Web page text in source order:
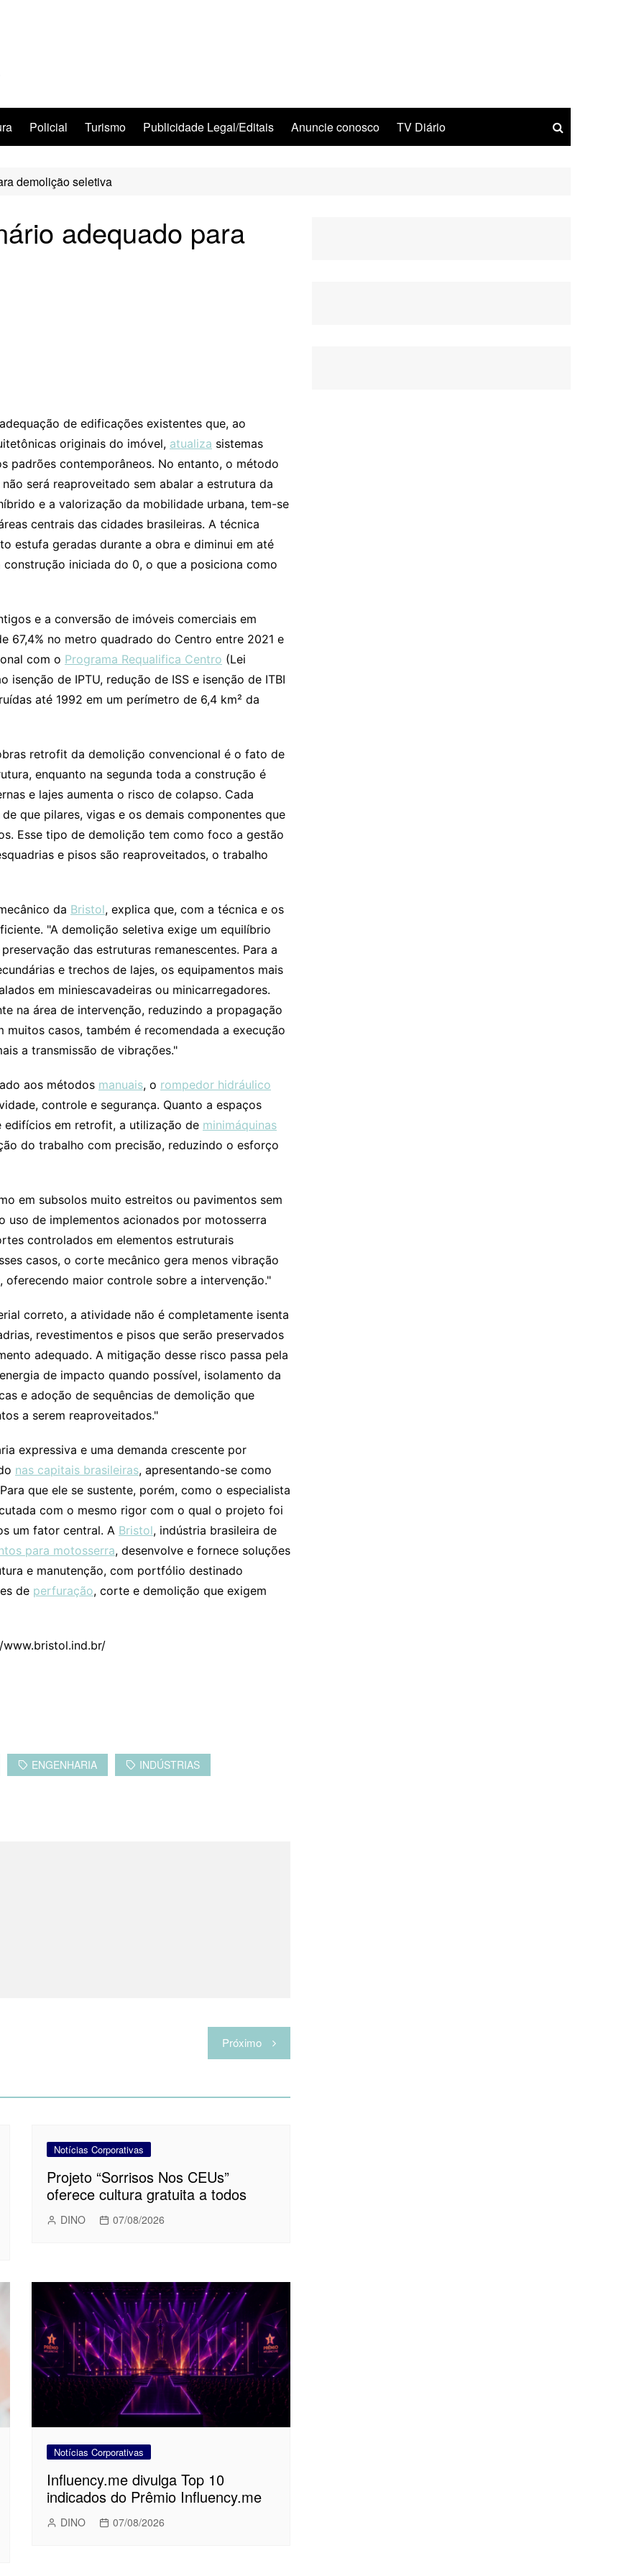
Policial Turismo Publicidade Legal/Editais Anuncie conosco TV Diário
demolição seletiva
adequado para
de edificações existentes que, ao
originais do imóvel, atualiza sistemas
padrões contemporâneos. No entanto, o método
será reaproveitado sem abalar a estrutura da
e a valorização da mobilidade urbana, tem-se
centrais das cidades brasileiras. A técnica
estufa geradas durante a obra e diminui em até
iniciada do 0, o que a posiciona como
e a conversão de imóveis comerciais em
67,4% no metro quadrado do Centro entre 2021 e
com o Programa Requalifica Centro (Lei
isenção de IPTU, redução de ISS e isenção de ITBI
até 1992 em um perímetro de 6,4 km² da
retrofit da demolição convencional é o fato de
enquanto na segunda toda a construção é
e lajes aumenta o risco de colapso. Cada
que pilares, vigas e os demais componentes que
Esse tipo de demolição tem como foco a gestão
e pisos são reaproveitados, o trabalho
da Bristol, explica que, com a técnica e os
"A demolição seletiva exige um equilíbrio
das estruturas remanescentes. Para a
e trechos de lajes, os equipamentos mais
em miniescavadeiras ou minicarregadores.
na área de intervenção, reduzindo a propagação
casos, também é recomendada a execução
a transmissão de vibrações."
aos métodos manuais, o rompedor hidráulico
controle e segurança. Quanto a espaços
edifícios em retrofit, a utilização de minimáquinas
do trabalho com precisão, reduzindo o esforço
em subsolos muito estreitos ou pavimentos sem
uso de implementos acionados por motosserra
controlados em elementos estruturais
casos, o corte mecânico gera menos vibração
maior controle sobre a intervenção."
correto, a atividade não é completamente isenta
revestimentos e pisos que serão preservados
adequado. A mitigação desse risco passa pela
de impacto quando possível, isolamento da
e adoção de sequências de demolição que
a serem reaproveitados."
expressiva e uma demanda crescente por
nas capitais brasileiras, apresentando-se como
que ele se sustente, porém, como o especialista
com o mesmo rigor com o qual o projeto foi
um fator central. A Bristol, indústria brasileira de
para motosserra, desenvolve e fornece soluções
e manutenção, com portfólio destinado
de perfuração, corte e demolição que exigem
www.bristol.ind.br/
ENGENHARIA INDÚSTRIAS
Próximo
Notícias Corporativas
Projeto “Sorrisos Nos CEUs”
oferece cultura gratuita a todos
DINO 07/08/2026
Notícias Corporativas
Influency.me divulga Top 10
indicados do Prêmio Influency.me
DINO 07/08/2026